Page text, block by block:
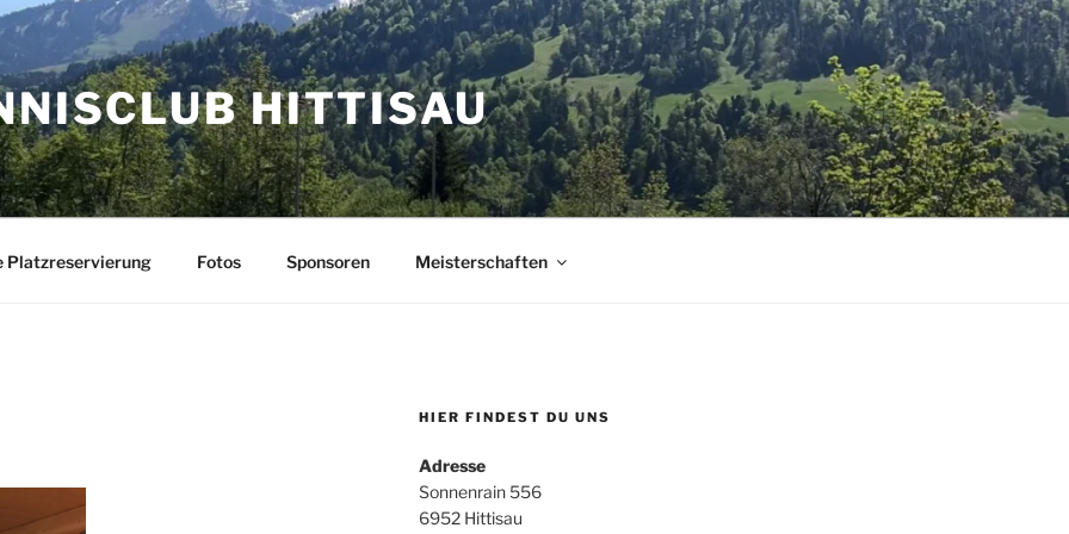
HITTISAU
Platzreservierung Fotos Sponsoren Meisterschaften
HIER FINDEST DU UNS
Adresse
Sonnenrain 556
6952 Hittisau